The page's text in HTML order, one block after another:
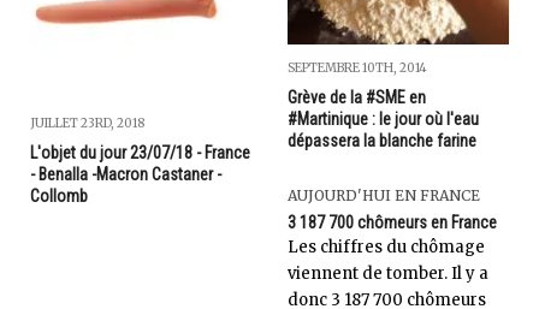
JUILLET 23RD, 2018
L'objet du jour 23/07/18 - France
- Benalla -Macron Castaner -
Collomb
SEPTEMBRE 10TH, 2014
Grève de la #SME en
#Martinique : le jour où l'eau
dépassera la blanche farine
AUJOURD'HUI EN FRANCE
3 187 700 chômeurs en France
Les chiffres du chômage
viennent de tomber. Il y a
donc 3 187 700 chômeurs